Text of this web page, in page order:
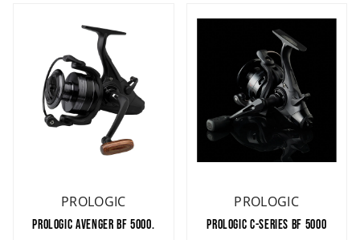
PROLOGIC
PROLOGIC AVENGER BF 5000.
PROLOGIC
PROLOGIC C-SERIES BF 5000